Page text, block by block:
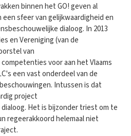
binnen het GO! geven al
sfeer van gelijkwaardigheid en
dialoog. In 2013
en Vereniging (van de
van
voor aan het Vlaams
een vast onderdeel van de
Intussen is dat
project
Het is bijzonder triest om te
regeerakkoord helemaal niet